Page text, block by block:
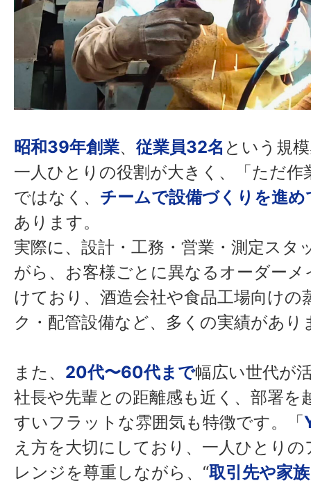
昭和39年創業、 従業員32名 という規
一人ひとりの役割が大きく、「ただ作
ではなく、 チームで設備づくりを進
あります。
実際に、設計・工務・営業・測定スタ
がら、お客様ごとに異なるオーダー
けており、酒造会社や食品工場向けの
ク・配管設備など、多くの実績があり
また、 20代〜60代まで幅広い世代が
社長や先輩との距離感も近く、部署を
すいフラットな雰囲気も特徴です。「
え方を大切にしており、一人ひとり
レンジを尊重しながら、“取引先や家